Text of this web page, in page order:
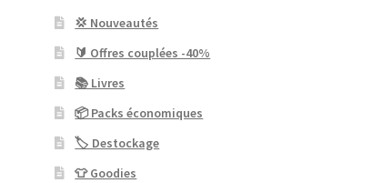
💢 Nouveautés
🔰 Offres couplées -40%
📚 Livres
📦 Packs économiques
🏷 Destockage
👕 Goodies